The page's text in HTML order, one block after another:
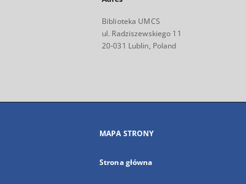
Biblioteka UMCS
ul. Radziszewskiego 11
20-031 Lublin, Poland
MAPA STRONY
Strona główna